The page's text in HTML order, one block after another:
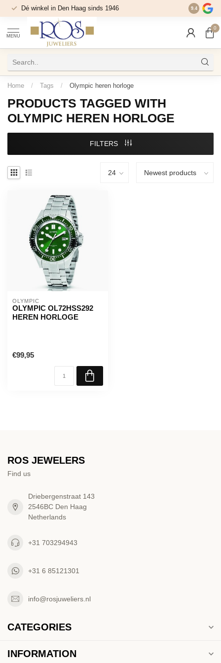
Dé winkel in Den Haag sinds 1946 9.4
MENU
0
Home / Tags / Olympic heren horloge
PRODUCTS TAGGED WITH
OLYMPIC HEREN HORLOGE
FILTERS
OLYMPIC
OLYMPIC OL72HSS292
HEREN HORLOGE
€99,95
ROS JEWELERS
Find us
Driebergenstraat 143
2546BC Den Haag
Netherlands
+31 703294943
+31 6 85121301
info@rosjuweliers.nl
CATEGORIES
INFORMATION